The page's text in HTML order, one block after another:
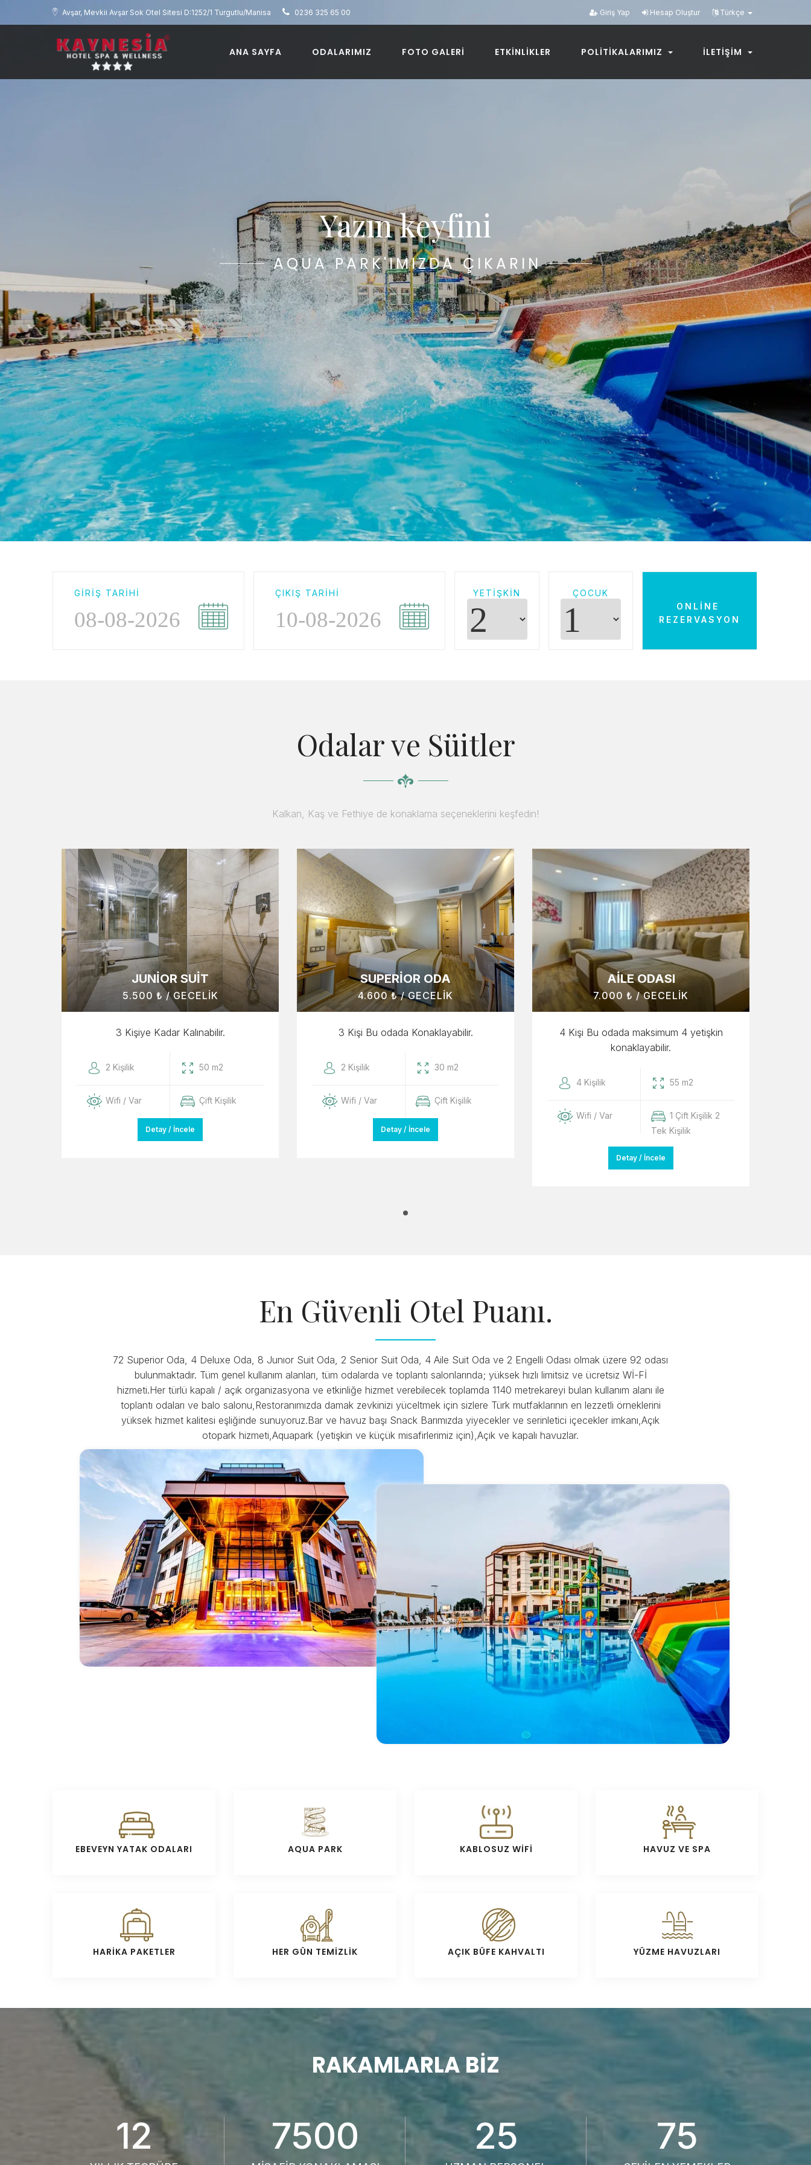
Avşar, Mevkii Avşar Sok Otel Sitesi D:1252/1 Turgutlu/Manisa 0236 325 65 00 Giriş Yap Hesap Oluştur Türkçe
ANA SAYFA ODALARIMIZ FOTO GALERI ETKINLIKLER POLITIKALARIMIZ İLETIŞIM
Yazın keyfini
AQUA PARK'IMIZDA ÇIKARIN
GIRIŞ TARIHI ÇIKIŞ TARIHI YETIŞKIN
ÇOCUK
ONLINE
REZERVASYON
Odalar ve Süitler
Kalkan, Kaş ve Fethiye de konaklama seçeneklerini keşfedin!
JUNIOR SUIT
5.500 ₺ / GECELIK
3 Kişiye Kadar Kalınabilir.
2 Kişilik 50 m2
Wifi / Var Çift Kişilik
Detay / İncele
SUPERIOR ODA
4.600 ₺ / GECELIK
3 Kişi Bu odada Konaklayabilir.
2 Kişilik 30 m2
Wifi / Var Çift Kişilik
Detay / İncele
AILE ODASI
7.000 ₺ / GECELIK
4 Kişi Bu odada maksimum 4 yetişkin
konaklayabilir.
4 Kişilik 55 m2
Wifi / Var
1 Çift Kişilik 2
Tek Kişilik
Detay / İncele
En Güvenli Otel Puanı.
72 Superior Oda, 4 Deluxe Oda, 8 Junıor Suit Oda, 2 Senior Suit Oda, 4 Aile Suit Oda ve 2 Engelli Odası olmak üzere 92 odası
bulunmaktadır. Tüm genel kullanım alanları, tüm odalarda ve toplantı salonlarında; yüksek hızlı limitsiz ve ücretsiz Wİ-Fİ
hizmeti.Her türlü kapalı / açık organizasyona ve etkinliğe hizmet verebilecek toplamda 1140 metrekareyi bulan kullanım alanı ile
toplantı odaları ve balo salonu,Restoranımızda damak zevkinizi yüceltmek için sizlere Türk mutfaklarının en lezzetli örneklerini
yüksek hizmet kalitesi eşliğinde sunuyoruz.Bar ve havuz başı Snack Barımızda yiyecekler ve serinletici içecekler imkanı,Açık
otopark hizmeti,Aquapark (yetişkin ve küçük misafirlerimiz için),Açık ve kapalı havuzlar.
EBEVEYN YATAK ODALARI AQUA PARK KABLOSUZ WİFİ HAVUZ VE SPA
HARİKA PAKETLER HER GÜN TEMİZLİK AÇIK BÜFE KAHVALTI YÜZME HAVUZLARI
RAKAMLARLA BIZ
12 7500 25 75